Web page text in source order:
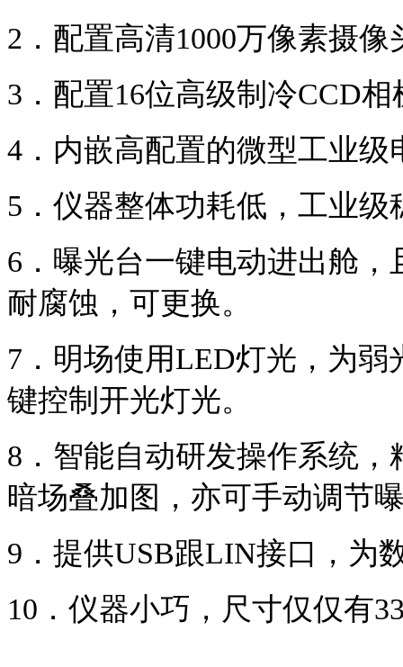
2． 配置高清1000万像素摄像
3． 配置16位高级制冷CCD相
4． 内嵌高配置的微型工业
5． 仪器整体功耗低，工业
6． 曝光台一键电动进出舱，
耐腐蚀 ， 可更换。
7． 明场使用LED灯光，为弱
键控制开光灯光。
8． 智能自动研发操作系统
暗场叠加图，亦可手动调节
9． 提供USB跟LIN接口，为
10． 仪器小巧，尺寸仅仅有